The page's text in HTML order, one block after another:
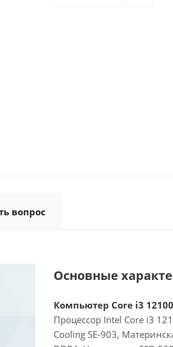
вопрос
Основные
Компьютер Core i3
Процессор Intel Core i3
Cooling SE-903,